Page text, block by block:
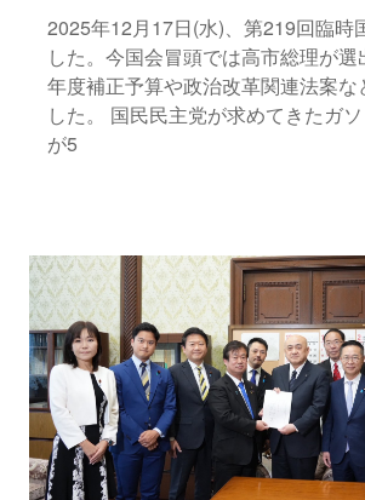
2025年12月17日(水)、第219回臨時
した。今国会冒頭では高市総理が
年度補正予算や政治改革関連法案な
した。 国民民主党が求めてきたガ
が5